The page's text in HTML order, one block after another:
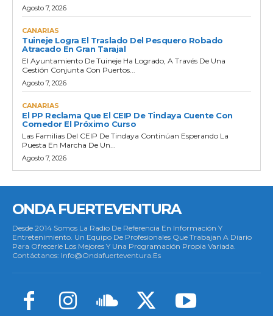
Agosto 7, 2026
CANARIAS
Tuineje Logra El Traslado Del Pesquero Robado
Atracado En Gran Tarajal
El Ayuntamiento De Tuineje Ha Logrado, A Través De Una
Gestión Conjunta Con Puertos...
Agosto 7, 2026
CANARIAS
El PP Reclama Que El CEIP De Tindaya Cuente Con
Comedor El Próximo Curso
Las Familias Del CEIP De Tindaya Continúan Esperando La
Puesta En Marcha De Un...
Agosto 7, 2026
ONDA FUERTEVENTURA
Desde 2014 Somos La Radio De Referencia En Información Y
Entretenimiento. Un Equipo De Profesionales Que Trabajan A Diario
Para Ofrecerle Los Mejores Y Una Programación Propia Variada.
Contáctanos: Info@ondafuerteventura.es